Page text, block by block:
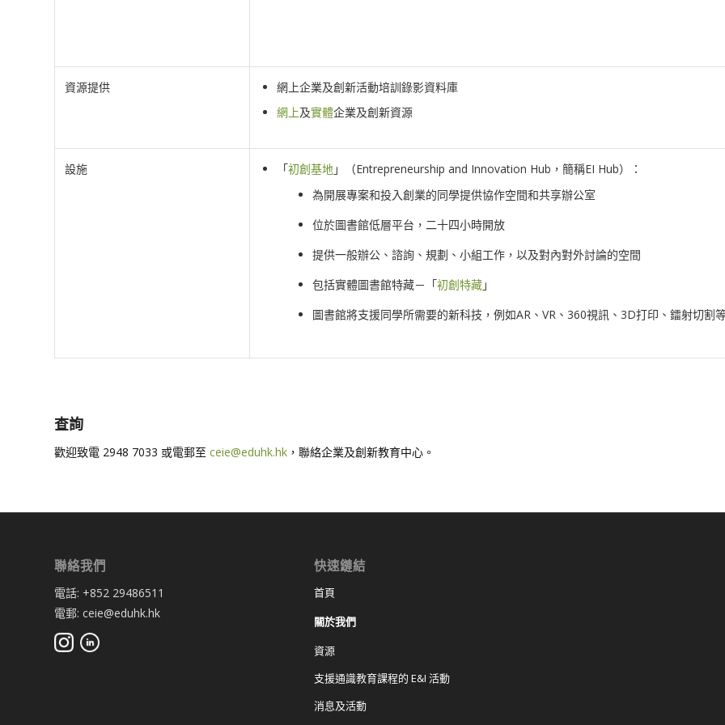
資源提供
網上企業及創新活動培訓錄影資料庫
網上及實體企業及創新資源
設施 「初創基地」（Entrepreneurship and Innovation Hub，簡稱EI Hub）：
為開展專案和投入創業的同學提供協作空間和共享辦公室
位於圖書館低層平台，二十四小時開放
提供一般辦公、諮詢、規劃、小組工作，以及對內對外討論的空間
包括實體圖書館特藏－「初創特藏」
圖書館將支援同學所需要的新科技，例如AR、VR、360視訊、3D打印、鐳射切割
查詢
歡迎致電 2948 7033 或電郵至 ceie@eduhk.hk ，聯絡企業及創新教育中心。
聯絡我們
電話: +852 29486511
電郵: ceie@eduhk.hk
快速鏈結
首頁
關於我們
資源
支援通識教育課程的 E&I 活動
消息及活動